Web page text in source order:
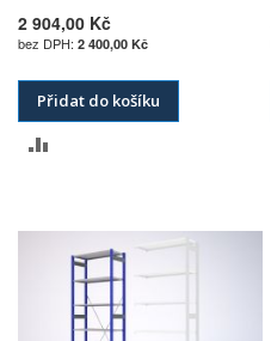
2 904,00 Kč
2 400,00 Kč
Přidat do košíku
POROVNÁNÍ